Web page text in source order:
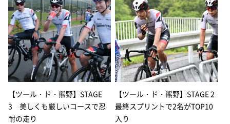
【ツール・ド・熊野】STAGE
3 美しくも厳しいコースで忍
耐の走り
【ツール・ド・熊野】STAGE 2
最終スプリントで2名がTOP10
入り